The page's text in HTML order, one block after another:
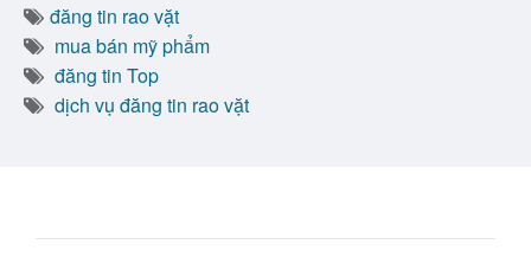
đăng tin rao vặt
mua bán mỹ phẩm
đăng tin Top
dịch vụ đăng tin rao vặt